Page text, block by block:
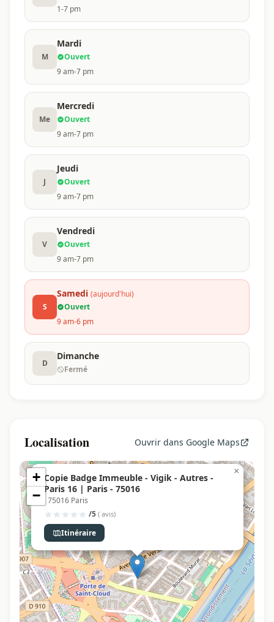
1-7 pm
M
Mardi
Ouvert
9 am-7 pm
Me
Mercredi
Ouvert
9 am-7 pm
J
Jeudi
Ouvert
9 am-7 pm
V
Vendredi
Ouvert
9 am-7 pm
S
Samedi (aujourd'hui)
Ouvert
9 am-6 pm
D
Dimanche
Fermé
Localisation Ouvrir dans Google Maps
Copie Badge Immeuble - Vigik - Autres -
Paris 16 | Paris - 75016
, 75016 Paris
/5 ( avis)
Itinéraire
×
+
−